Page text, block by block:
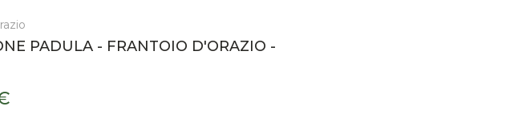
PADULA - FRANTOIO D'ORAZIO -